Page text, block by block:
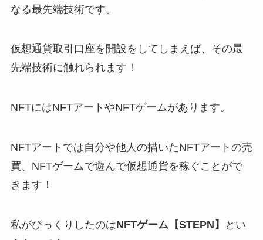
なる最先端技術です。
仮想通貨取引口座を開設をしてしまえば、その最
先端技術に触れられます！
NFTにはNFTアートやNFTゲームがあります。
NFTアートでは自分や他人の描いたNFTアートの売
買、NFTゲームで遊んで仮想通貨を稼ぐことがで
きます！
私がびっくりしたのはNFTゲーム【STEPN】
とい